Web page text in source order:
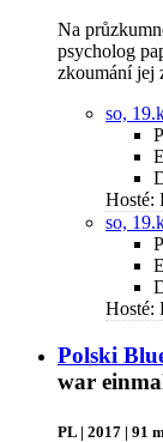
Na
psycholog
zkoumání jej
so,
Hosté:
so,
Hosté:
Polski
war
PL | 2017 | 91